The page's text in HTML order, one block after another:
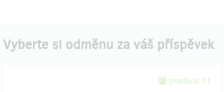
Vyberte si odměnu za váš příspěvek
prodáno 11